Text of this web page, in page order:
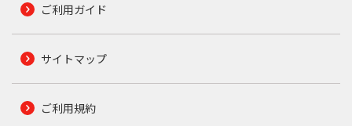
ご利用ガイド
サイトマップ
ご利用規約